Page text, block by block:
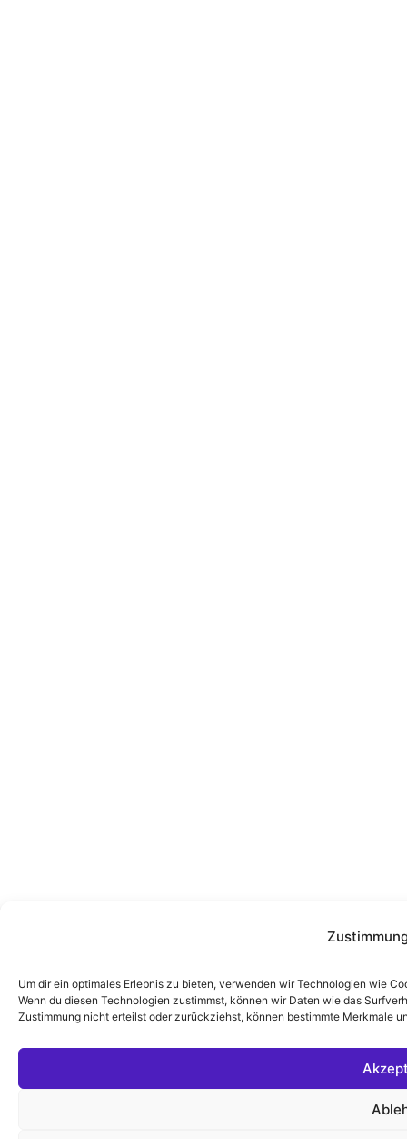
Um dir ein optimales Erlebnis zu bieten, verwenden wir Technologien wie
Wenn du diesen Technologien zustimmst, können wir Daten wie das
Zustimmung nicht erteilst oder zurückziehst, können bestimmte Merkmale